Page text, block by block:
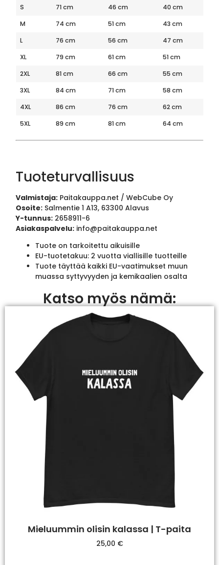
S 71 cm 46 cm
40 cm
M
74 cm 51 cm
43 cm
L
76 cm 56 cm
47 cm
XL
79 cm 61 cm
51 cm
2XL
81 cm 66 cm
55 cm
3XL
84 cm 71 cm
58 cm
4XL
86 cm 76 cm
62 cm
5XL
89 cm 81 cm 64 cm
Tuoteturvallisuus
Valmistaja: Paitakauppa.net / WebCube Oy
Osoite: Salmentie 1 A13, 63300 Alavus
Y-tunnus: 2658911-6
Asiakaspalvelu: info@paitakauppa.net
Tuote on tarkoitettu aikuisille
EU-tuotetakuu: 2 vuotta viallisille tuotteille
Tuote täyttää kaikki EU-vaatimukset muun
muassa syttyvyyden ja kemikaalien osalta
Katso myös nämä:
Mieluummin olisin kalassa | T-paita
25,00 €